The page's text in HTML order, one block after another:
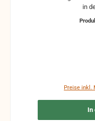
in
Preise inkl.
In